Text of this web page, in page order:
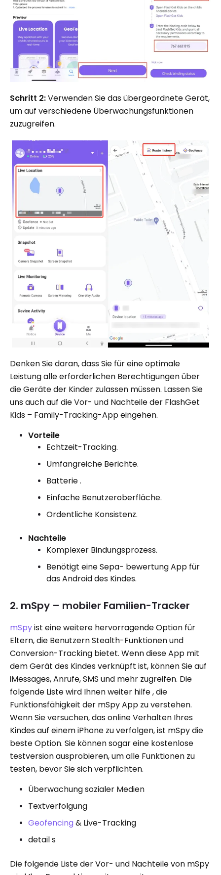
Schritt 2:Verwenden Sie das übergeordnete Gerät,
um auf verschiedene Überwachungsfunktionen
zuzugreifen.
Denken Sie daran, dass Sie für eine optimale
Leistung alle erforderlichen Berechtigungen über
die Geräte der Kinder zulassen müssen. Lassen Sie
uns auch auf die Vor- und Nachteile der FlashGet
Kids – Family-Tracking-App eingehen.
Vorteile
Echtzeit-Tracking.
Umfangreiche Berichte.
Batterie .
Einfache Benutzeroberfläche.
Ordentliche Konsistenz.
Nachteile
Komplexer Bindungsprozess.
Benötigt eine Sepa- bewertung App für
das Android des Kindes.
2. mSpy – mobiler Familien-Tracker
mSpyist eine weitere hervorragende Option für
Eltern, die Benutzern Stealth-Funktionen und
Conversion-Tracking bietet. Wenn diese App mit
dem Gerät des Kindes verknüpft ist, können Sie auf
iMessages, Anrufe, SMS und mehr zugreifen. Die
folgende Liste wird Ihnen weiter hilfe , die
Funktionsfähigkeit der mSpy App zu verstehen.
Wenn Sie versuchen, das online Verhalten Ihres
Kindes auf einem iPhone zu verfolgen, ist mSpy die
beste Option. Sie können sogar eine kostenlose
testversion ausprobieren, um alle Funktionen zu
testen, bevor Sie sich verpflichten.
Überwachung sozialer Medien
Textverfolgung
Geofencing & Live-Tracking
detail s
Die folgende Liste der Vor- und Nachteile von mSpy